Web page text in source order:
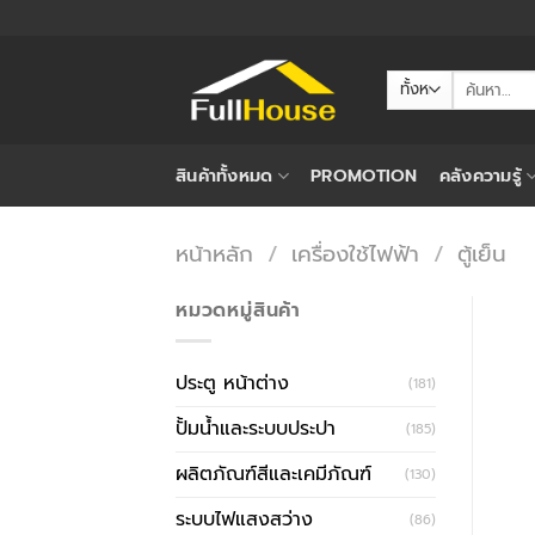
ค้นหา:
สินค้าทั้งหมด PROMOTION คลังความรู้
หน้าหลัก / เครื่องใช้ไฟฟ้า / ตู้เย็น
หมวดหมู่สินค้า
ประตู หน้าต่าง (181)
ปั้มน้ำและระบบประปา (185)
ผลิตภัณฑ์สีและเคมีภัณฑ์ (130)
ระบบไฟแสงสว่าง (86)